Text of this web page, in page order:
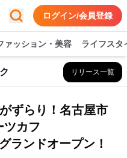
ログイン/会員登録
ァッション・美容 ライフスタ
リリース一覧
ずらり！名古屋市
ツカフ
ランドオープン！